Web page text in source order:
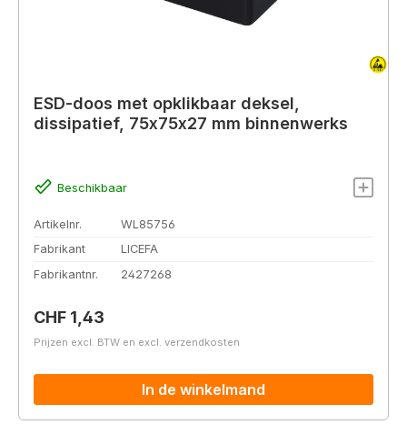
ESD-doos met opklikbaar deksel,
dissipatief, 75x75x27 mm binnenwerks
Beschikbaar
Artikelnr.
WL85756
Fabrikant
LICEFA
Fabrikantnr.
2427268
Normale prijs:
CHF 1,43
Prijzen excl. BTW en excl. verzendkosten
In de winkelmand